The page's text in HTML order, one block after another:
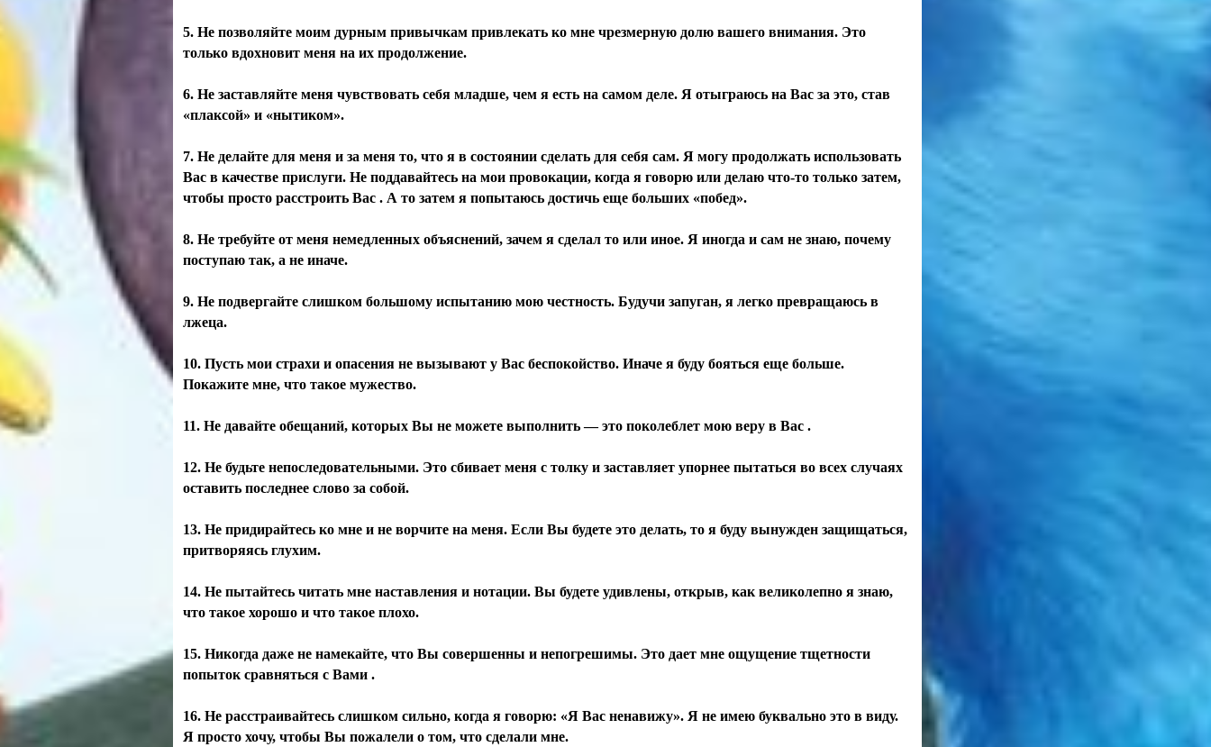
5. Не позволяйте моим дурным привычкам привлекать ко мне чрезмерную долю вашего внимания. Это
только вдохновит меня на их продолжение.
6. Не заставляйте меня чувствовать себя младше, чем я есть на самом деле. Я отыграюсь на Вас за это, став
«плаксой» и «нытиком».
7. Не делайте для меня и за меня то, что я в состоянии сделать для себя сам. Я могу продолжать использовать
Вас в качестве прислуги. Не поддавайтесь на мои провокации, когда я говорю или делаю что-то только затем,
чтобы просто расстроить Вас . А то затем я попытаюсь достичь еще больших «побед».
8. Не требуйте от меня немедленных объяснений, зачем я сделал то или иное. Я иногда и сам не знаю, почему
поступаю так, а не иначе.
9. Не подвергайте слишком большому испытанию мою честность. Будучи запуган, я легко превращаюсь в
лжеца.
10. Пусть мои страхи и опасения не вызывают у Вас беспокойство. Иначе я буду бояться еще больше.
Покажите мне, что такое мужество.
11. Не давайте обещаний, которых Вы не можете выполнить — это поколеблет мою веру в Вас .
12. Не будьте непоследовательными. Это сбивает меня с толку и заставляет упорнее пытаться во всех случаях
оставить последнее слово за собой.
13. Не придирайтесь ко мне и не ворчите на меня. Если Вы будете это делать, то я буду вынужден защищаться,
притворяясь глухим.
14. Не пытайтесь читать мне наставления и нотации. Вы будете удивлены, открыв, как великолепно я знаю,
что такое хорошо и что такое плохо.
15. Никогда даже не намекайте, что Вы совершенны и непогрешимы. Это дает мне ощущение тщетности
попыток сравняться с Вами .
16. Не расстраивайтесь слишком сильно, когда я говорю: «Я Вас ненавижу». Я не имею буквально это в виду.
Я просто хочу, чтобы Вы пожалели о том, что сделали мне.